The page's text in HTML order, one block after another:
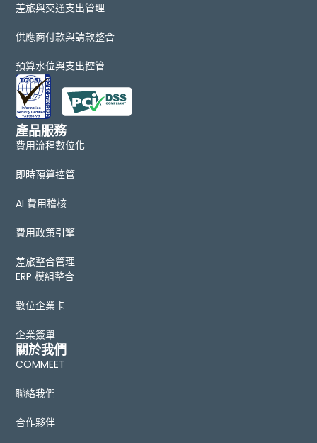
差旅與交通支出管理
供應商付款與請款整合
預算水位與支出控管
產品服務
費用流程數位化
即時預算控管
AI 費用稽核
費用政策引擎
差旅整合管理
ERP 模組整合
數位企業卡
企業簽單
關於我們
COMMEET
聯絡我們
合作夥伴